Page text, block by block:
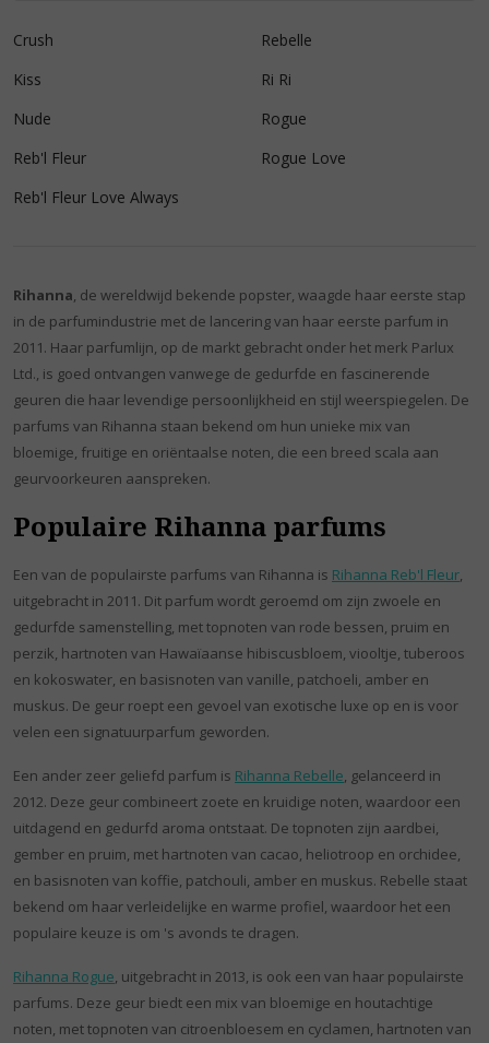
Crush
Kiss
Nude
Reb'l Fleur
Reb'l Fleur Love Always
Rebelle
Ri Ri
Rogue
Rogue Love
Rihanna, de wereldwijd bekende popster, waagde haar eerste stap
in de parfumindustrie met de lancering van haar eerste parfum in
2011. Haar parfumlijn, op de markt gebracht onder het merk Parlux
Ltd., is goed ontvangen vanwege de gedurfde en fascinerende
geuren die haar levendige persoonlijkheid en stijl weerspiegelen. De
parfums van Rihanna staan bekend om hun unieke mix van
bloemige, fruitige en oriëntaalse noten, die een breed scala aan
geurvoorkeuren aanspreken.
Populaire Rihanna parfums
Een van de populairste parfums van Rihanna is Rihanna Reb'l Fleur,
uitgebracht in 2011. Dit parfum wordt geroemd om zijn zwoele en
gedurfde samenstelling, met topnoten van rode bessen, pruim en
perzik, hartnoten van Hawaïaanse hibiscusbloem, viooltje, tuberoos
en kokoswater, en basisnoten van vanille, patchoeli, amber en
muskus. De geur roept een gevoel van exotische luxe op en is voor
velen een signatuurparfum geworden.
Een ander zeer geliefd parfum is Rihanna Rebelle, gelanceerd in
2012. Deze geur combineert zoete en kruidige noten, waardoor een
uitdagend en gedurfd aroma ontstaat. De topnoten zijn aardbei,
gember en pruim, met hartnoten van cacao, heliotroop en orchidee,
en basisnoten van koffie, patchouli, amber en muskus. Rebelle staat
bekend om haar verleidelijke en warme profiel, waardoor het een
populaire keuze is om 's avonds te dragen.
Rihanna Rogue, uitgebracht in 2013, is ook een van haar populairste
parfums. Deze geur biedt een mix van bloemige en houtachtige
noten, met topnoten van citroenbloesem en cyclamen, hartnoten van